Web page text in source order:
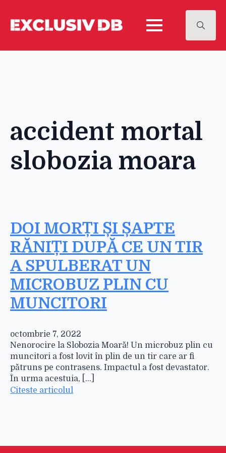
accident mortal
slobozia moara
DOI MORȚI ȘI ȘAPTE
RĂNIȚI DUPĂ CE UN TIR
A SPULBERAT UN
MICROBUZ PLIN CU
MUNCITORI
octombrie 7, 2022
Nenorocire la Slobozia Moară! Un microbuz plin cu
muncitori a fost lovit în plin de un tir care ar fi
pătruns pe contrasens. Impactul a fost devastator.
În urma acestuia, [...]
Citeste articolul